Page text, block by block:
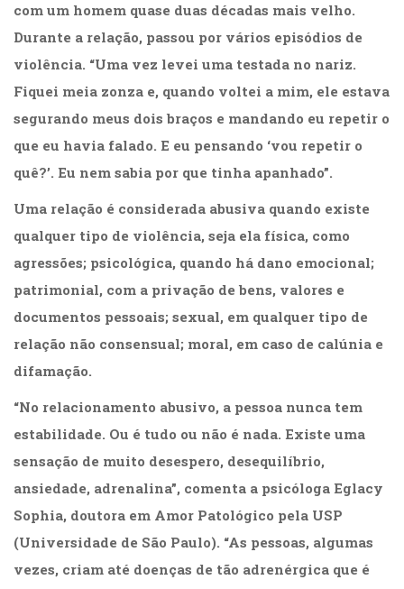
(57)
LGBTQIA+
Literatura
Erótica
(11)
Ficção,
Ensaios
Obras
de
(48)
PNL
(Programação
(41)
Psicodrama
Psicologia,
Psicoterapia
Publicidade,
Propaganda
e
(33)
com um homem quase duas décadas mais velho.
Durante a relação, passou por vários episódios de
violência. “Uma vez levei uma testada no nariz.
Fiquei meia zonza e, quando voltei a mim, ele estava
segurando meus dois braços e mandando eu repetir o
que eu havia falado. E eu pensando ‘vou repetir o
quê?’. Eu nem sabia por que tinha apanhado”.
Uma relação é considerada abusiva quando existe
qualquer tipo de violência, seja ela física, como
agressões; psicológica, quando há dano emocional;
patrimonial, com a privação de bens, valores e
documentos pessoais; sexual, em qualquer tipo de
relação não consensual; moral, em caso de calúnia e
difamação.
“No relacionamento abusivo, a pessoa nunca tem
estabilidade. Ou é tudo ou não é nada. Existe uma
sensação de muito desespero, desequilíbrio,
ansiedade, adrenalina”, comenta a psicóloga Eglacy
Sophia, doutora em Amor Patológico pela USP
(Universidade de São Paulo). “As pessoas, algumas
vezes, criam até doenças de tão adrenérgica que é